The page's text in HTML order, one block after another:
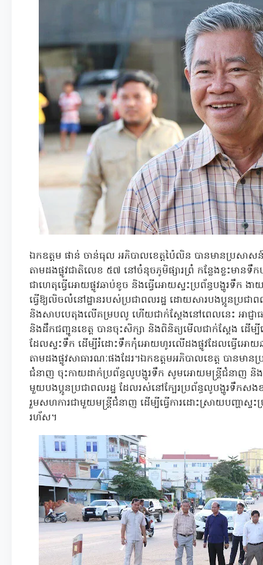
ឯកឧត្តម ផាន់ ចាន់ធុល អភិបាលខេត្តប៉ៃលិន បានមានប្រស
តាមដងផ្លូវជាតិលេខ ៥៧ នៅចំនុចភូមិផ្សារព្រំ កន្លែងខ្លះមានទឹ
ជាហេតុធ្វើអោយផ្លូវឆាប់ខូច និងធ្វើអោយស្ទះប្រព័ន្ធបង្ហូរទឹក
ធ្វើឱ្យលិចលំនៅដ្ឋានរបស់ប្រជាពលរដ្ឋ ដោយសារបងប្អូនប្រជាព
និងសាបបេតុងលើគម្របលូ ហើយជាក់ស្តែងនៅពេលនេះ អាជ្ញាធរ
និងដឹកជញ្ជូនខេត្ត បានចុះសិក្សា និងពិនិត្យមើលជាក់ស្តែង ដើម្បី
ដែលស្ទះទឹក ដើម្បីរំដោះទឹកកុំអោយហូរលើដងផ្លូវដែលធ្វើអោ
តាមដងផ្លូវសាធារណៈផងដែរ។ឯកឧត្តមអភិបាលខេត្ត បានមា
ជំនាញ ចុះកាយដាក់ប្រព័ន្ធលូបង្ហូរទឹក សូមអោយមន្រ្តីជំនាញ និ
មួយបងប្អូនប្រជាពលរដ្ឋ ដែលរស់នៅក្បែរប្រព័ន្ធលូបង្ហូរទឹកសង
រួមសហការជាមួយមន្រ្តីជំនាញ ដើម្បីធ្វើការដោះស្រាយបញ្ហាស្ទ
រហ័ស។